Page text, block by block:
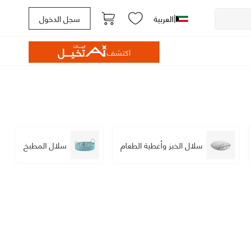
|العربية سجل الدخول
اكتشف
سلال الخبز وأغطية الطعام سلال المطبخ